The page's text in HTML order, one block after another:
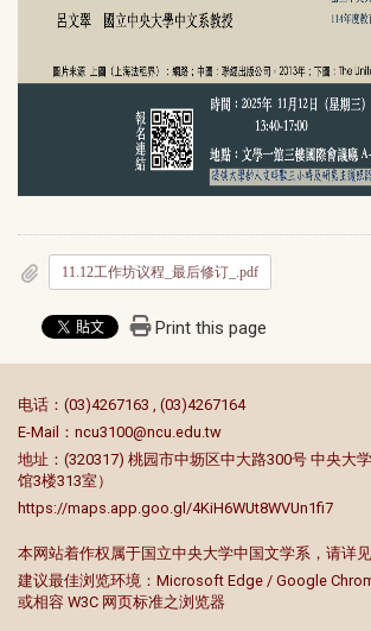
11.12工作坊议程_最后修订_.pdf
Print this page
电话：(03)4267163 , (03)4267164
E-Mail： ncu3100@ncu.edu.tw
地址：(320317) 桃园市中坜区中大路300号 中央大
馆3楼313室）
https://maps.app.goo.gl/4KiH6WUt8WVUn1fi7
本网站着作权属于国立中央大学中国文学系，请详见
建议最佳浏览环境：Microsoft Edge / Google
或相容 W3C 网页标准之浏览器